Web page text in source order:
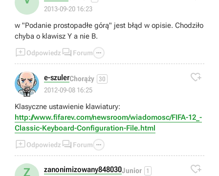
2013-09-20 16:23
w "Podanie prostopadłe górą" jest błąd w opisie. Chodziło
chyba o klawisz Y a nie B.
Odpowiedz  Forum 
📄
e-szulerChorąży 30
2012-09-08 16:25

Klasyczne ustawienie klawiatury:
http://www.fifarev.com/newsroom/wiadomosc/FIFA-12_-
Classic-Keyboard-Configuration-File.html
Odpowiedz  Forum 
Z zanonimizowany848030Junior 1 